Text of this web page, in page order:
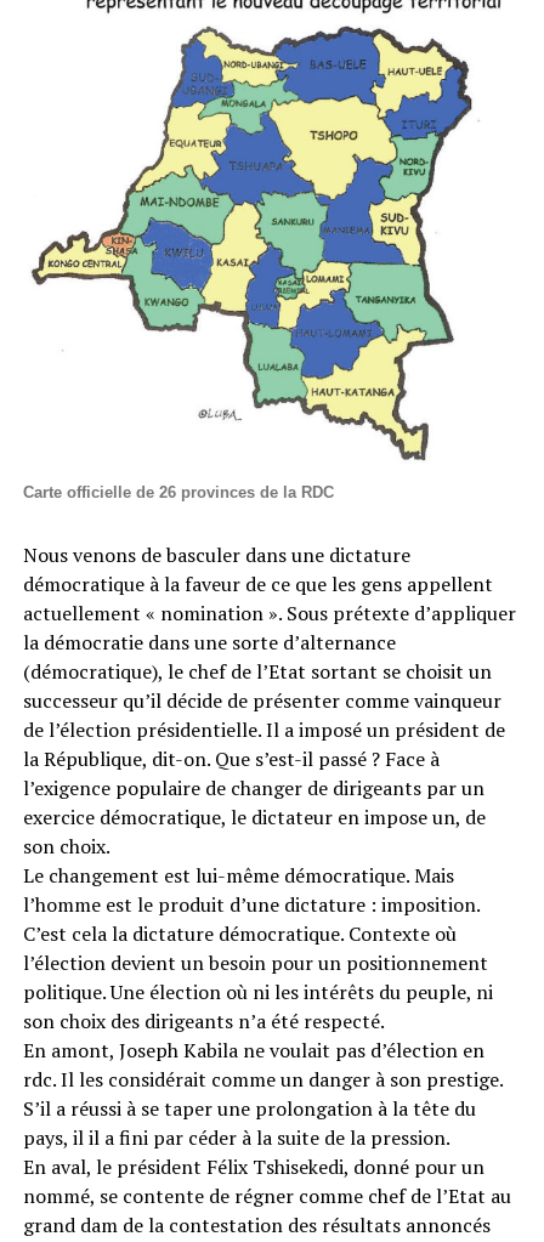
Carte officielle de 26 provinces de la RDC
Nous venons de basculer dans une dictature
démocratique à la faveur de ce que les gens appellent
actuellement « nomination ». Sous prétexte d’appliquer
la démocratie dans une sorte d’alternance
(démocratique), le chef de l’Etat sortant se choisit un
successeur qu’il décide de présenter comme vainqueur
de l’élection présidentielle. Il a imposé un président de
la République, dit-on. Que s’est-il passé ? Face à
l’exigence populaire de changer de dirigeants par un
exercice démocratique, le dictateur en impose un, de
son choix.
Le changement est lui-même démocratique. Mais
l’homme est le produit d’une dictature : imposition.
C’est cela la dictature démocratique. Contexte où
l’élection devient un besoin pour un positionnement
politique. Une élection où ni les intérêts du peuple, ni
son choix des dirigeants n’a été respecté.
En amont, Joseph Kabila ne voulait pas d’élection en
rdc. Il les considérait comme un danger à son prestige.
S’il a réussi à se taper une prolongation à la tête du
pays, il il a fini par céder à la suite de la pression.
En aval, le président Félix Tshisekedi, donné pour un
nommé, se contente de régner comme chef de l’Etat au
grand dam de la contestation des résultats annoncés